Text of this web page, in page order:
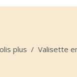
plus / Valisette